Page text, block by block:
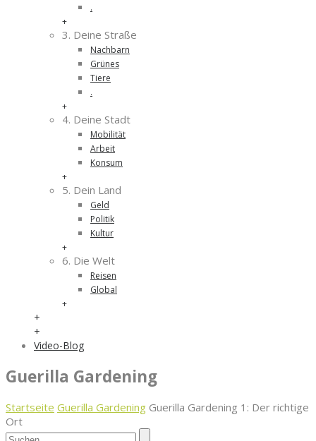
.
+
3. Deine Straße
Nachbarn
Grünes
Tiere
.
+
4. Deine Stadt
Mobilität
Arbeit
Konsum
+
5. Dein Land
Geld
Politik
Kultur
+
6. Die Welt
Reisen
Global
+
+
+
Video-Blog
Guerilla Gardening
Startseite Guerilla Gardening Guerilla Gardening 1: Der richtige
Ort